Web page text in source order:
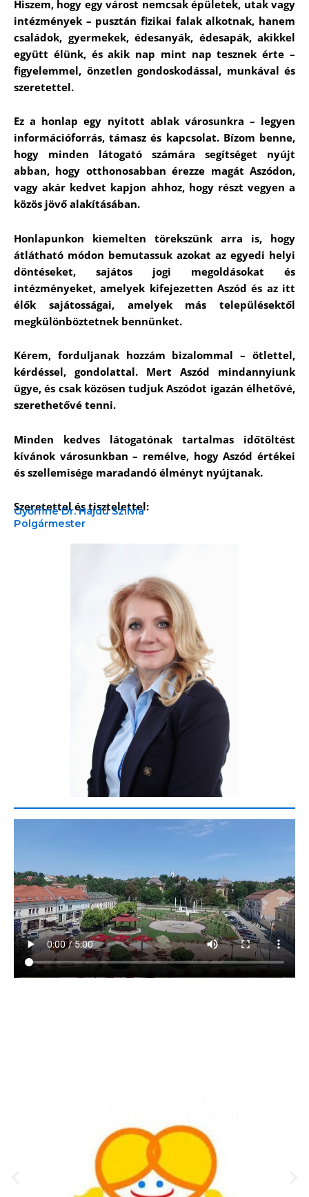
Hiszem, hogy egy várost nemcsak épületek, utak vagy
intézmények – pusztán fizikai falak alkotnak, hanem
családok, gyermekek, édesanyák, édesapák, akikkel
együtt élünk, és akik nap mint nap tesznek érte –
figyelemmel, önzetlen gondoskodással, munkával és
szeretettel.
Ez a honlap egy nyitott ablak városunkra – legyen
információforrás, támasz és kapcsolat. Bízom benne,
hogy minden látogató számára segítséget nyújt
abban, hogy otthonosabban érezze magát Aszódon,
vagy akár kedvet kapjon ahhoz, hogy részt vegyen a
közös jövő alakításában.
Honlapunkon kiemelten törekszünk arra is, hogy
átlátható módon bemutassuk azokat az egyedi helyi
döntéseket, sajátos jogi megoldásokat és
intézményeket, amelyek kifejezetten Aszód és az itt
élők sajátosságai, amelyek más településektől
megkülönböztetnek bennünket.
Kérem, forduljanak hozzám bizalommal – ötlettel,
kérdéssel, gondolattal. Mert Aszód mindannyiunk
ügye, és csak közösen tudjuk Aszódot igazán élhetővé,
szerethetővé tenni.
Minden kedves látogatónak tartalmas időtöltést
kívánok városunkban – remélve, hogy Aszód értékei
és szellemisége maradandó élményt nyújtanak.
Szeretettel és tisztelettel:
Győrfiné Dr. Hajdú Szilvia
Polgármester